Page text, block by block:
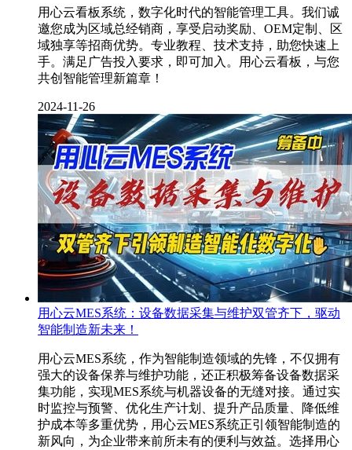
用心云看板系统，数字化时代的智能管理工具。我们诚
邀您成为区域总经销商，享受启动奖励、OEM定制、区
域独享等招商优势。专业教程、技术支持，助您快速上
手。满足广告投入要求，即可加入。用心云看板，与您
共创智能管理新篇章！
2024-11-26
用心云MES系统：设备数据采集与维护双管齐下，驱动
智能制造新未来！
用心云MES系统，作为智能制造领域的先锋，不仅拥有
强大的设备保养与维护功能，还正积极筹备设备数据采
集功能，实现MES系统与机器设备的无缝对接。通过实
时监控与预警、优化生产计划、提升产品质量、降低维
护成本等多重优势，用心云MES系统正引领智能制造的
新风向，为企业带来前所未有的便利与效益。选择用心